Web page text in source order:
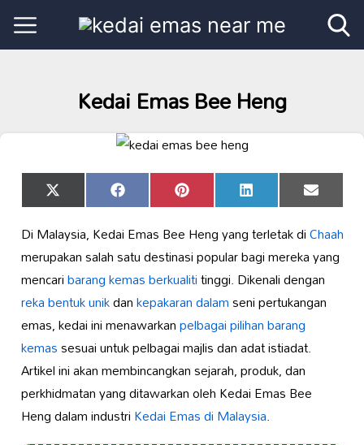
Kedai Emas Bee Heng
Share
on
X
(Twitter)
Share
on
Facebook Share
on
Pinterest Share
on
LinkedIn Share
on
Email
Di Malaysia, Kedai Emas Bee Heng yang terletak diChaah
merupakan salah satu destinasi popular bagi mereka yang
mencaribarang kemas berkualititinggi. Dikenali dengan
reka bentuk unikdankepakaran dalamseni pertukangan
emas, kedai ini menawarkanpelbagai pilihan barang
kemassesuai untuk pelbagai majlis dan adat istiadat.
Artikel ini akan membincangkan sejarah, produk, dan
perkhidmatan yang ditawarkan oleh Kedai Emas Bee
Heng dalam industriKedai Emas di Malaysia.